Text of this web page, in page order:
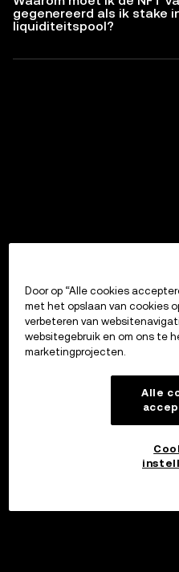
gegenereerd als ik stake
liquiditeitspool?
Door op “Alle cookies
met het opslaan van cookies
verbeteren van
websitegebruik en om ons te
marketingprojecten.
Alle